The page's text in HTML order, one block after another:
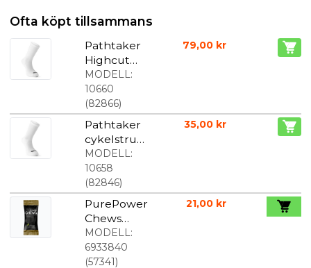
Ofta köpt tillsammans
Pathtaker
Highcut
cykelstrum
por vit
MODELL:
10660
(82866)
79,00 kr
Pathtaker
cykelstrum
por vit
MODELL:
10658
(82846)
35,00 kr
PurePower
Chews
energivingu
mmi
fruktmix 40
MODELL:
6933840
(57341)
21,00 kr